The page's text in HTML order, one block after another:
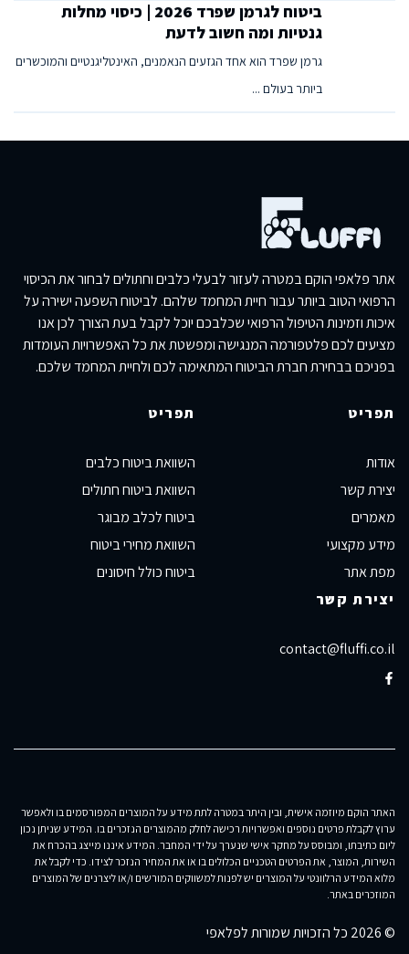
ביטוח לגרמן שפרד 2026 | כיסוי מחלות
גנטיות ומה חשוב לדעת
גרמן שפרד הוא אחד הגזעים הנאמנים, האינטליגנטיים והמוכשרים
ביותר בעולם ...
אתר פלאפי הוקם במטרה לעזור לבעלי כלבים וחתולים לבחור את הכיסוי
הרפואי הטוב ביותר עבור חיית המחמד שלהם. לביטוח השפעה ישירה על
איכות וזמינות הטיפול הרפואי שכלבכם יוכל לקבל בעת הצורך לכן אנו
מציעים לכם פלטפורמה המנגישה ומפשטת את כל האפשרויות העומדות
בפניכם בבחירת חברת הביטוח המתאימה לכם ולחיית המחמד שלכם.
תפריט
אודות
יצירת קשר
מאמרים
מידע מקצועי
מפת אתר
תפריט
השוואת ביטוח כלבים
השוואת ביטוח חתולים
ביטוח לכלב מבוגר
השוואת מחירי ביטוח
ביטוח כולל חיסונים
יצירת קשר
contact@fluffi.co.il
האתר הוקם מיוזמה אישית, ובין היתר במטרה לתת מידע על המוצרים המפורסמים בו ולאפשר
ערוץ לקבלת פרטים נוספים ואפשרויות רכישה לחלק מהמוצרים הנזכרים בו. המידע שניתן נכון
ליום כתיבתו, ומבוסס על מחקר אישי שנערך על ידי המחבר. המידע איננו מייצג בהכרח את
השירות, המוצר, את הפרטים הטכניים הכלולים בו או את המחיר הנזכר לצידו. כדי לקבל את
מלוא המידע הרלוונטי על המוצרים יש לפנות למשווקים המורשים ו/או ליצרנים של המוצרים
המוזכרים באתר.
© 2026 כל הזכויות שמורות לפלאפי